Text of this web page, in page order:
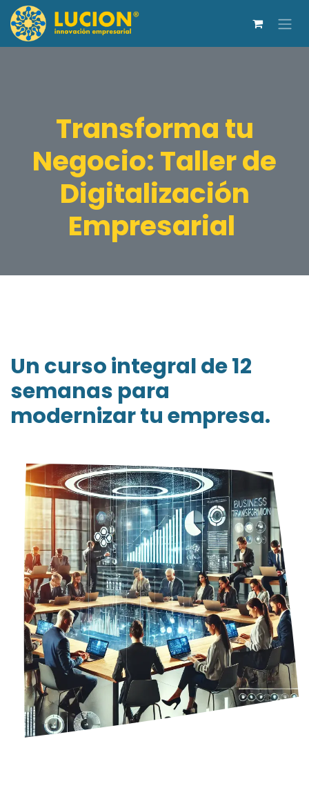
Ir al contenido
Transforma tu
Negocio: Taller de
Digitalización
Empresarial
Un curso integral de 12
semanas para
modernizar tu empresa.